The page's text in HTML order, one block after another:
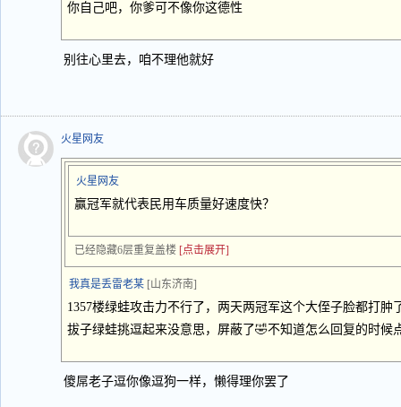
你自己吧，你爹可不像你这德性
别往心里去，咱不理他就好
火星网友
火星网友
赢冠军就代表民用车质量好速度快？
已经隐藏6层重复盖楼 [点击展开]
我真是丢雷老某 [山东济南]
1357楼绿蛙攻击力不行了，两天两冠军这个大侄子脸都打
拔子绿蛙挑逗起来没意思，屏蔽了🤣不知道怎么回复的时候
傻屌老子逗你像逗狗一样，懒得理你罢了